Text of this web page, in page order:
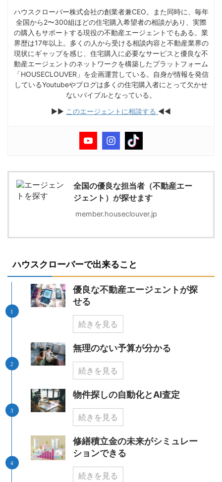
ハウスクローバー株式会社の創業者兼CEO。また同時に、毎年
全国から2〜300組ほどの住宅購入希望者の相談があり、実際
の購入もサポートする現役の不動産エージェントでもある。業
界歴は17年以上。多くの人から受ける相談内容と不動産業界の
現状にギャップを感じ、住宅購入に必要なサービスと優良な不
動産エージェントのネットワークを構築したプラットフォーム
「HOUSECLOUVER」を企画運営している。自身が情報を発信
しているYoutubeやブログは多くの住宅購入者にとって欠かせ
ないバイブルとなっている。
▶︎▶︎ このエージェントに相談する ◀︎◀︎
全国の優良な担当者（不動産エー
ジェント）が探せます
member.houseclouver.jp
ハウスクローバーで出来ること
優良な不動産エージェントが探
せる
続きを見る
無理のない予算が分かる
続きを見る
物件探しの自動化とAI査定
続きを見る
修繕積立金の未来がシミュレー
ションできる
続きを見る